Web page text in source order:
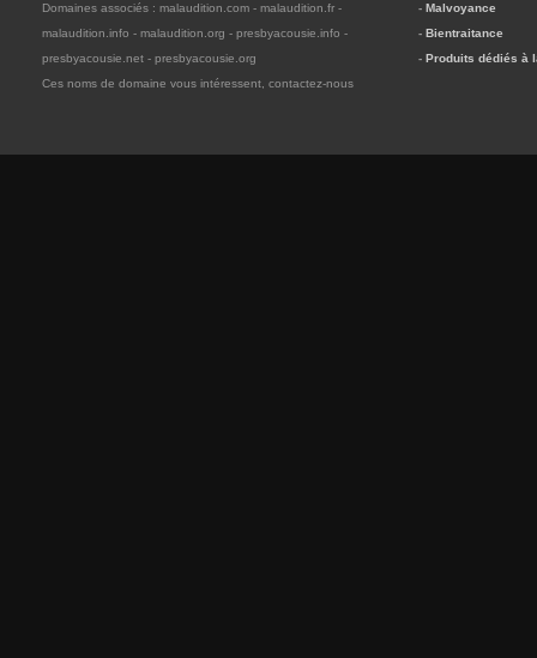
Domaines associés : malaudition.com - malaudition.fr -
malaudition.info - malaudition.org - presbyacousie.info -
presbyacousie.net - presbyacousie.org
Ces noms de domaine vous intéressent, contactez-nous
- Malvoyance
- Bientraitance
- Produits dédiés à